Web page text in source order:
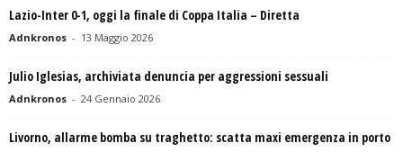
Lazio-Inter 0-1, oggi la finale di Coppa Italia – Diretta
Adnkronos - 13 Maggio 2026
Julio Iglesias, archiviata denuncia per aggressioni sessuali
Adnkronos - 24 Gennaio 2026
Livorno, allarme bomba su traghetto: scatta maxi emergenza in porto